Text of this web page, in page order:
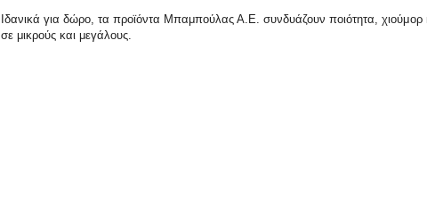
Ιδανικά για δώρο, τα προϊόντα Μπαμπούλας Α.Ε. συνδυάζουν ποιότητα, χιούμορ
σε μικρούς και μεγάλους.